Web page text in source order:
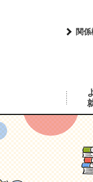
関